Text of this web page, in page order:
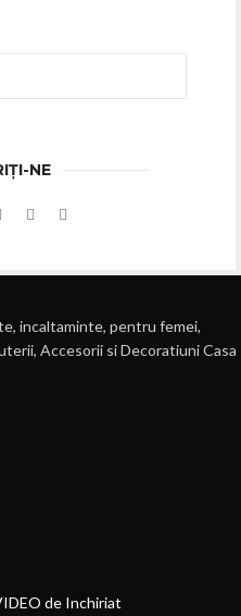
NE
incaltaminte, pentru femei,
Accesorii si Decoratiuni Casa
de Inchiriat